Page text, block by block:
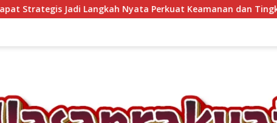
Keamanan dan Tingkatkan Pelayanan Pemasyarakatan